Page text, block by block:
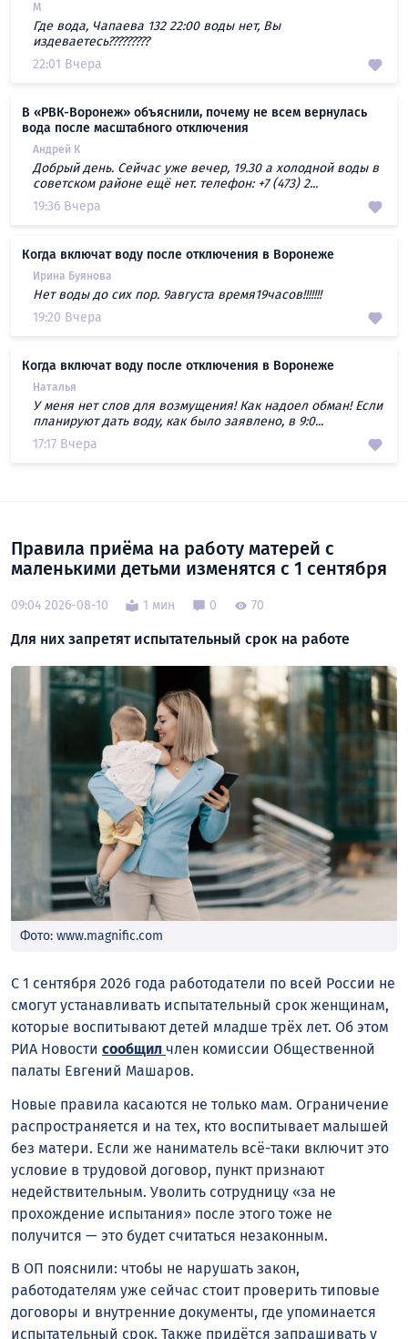
М
Где вода, Чапаева 132 22:00 воды нет, Вы
издеваетесь?????????
22:01 Вчера
В «РВК-Воронеж» объяснили, почему не всем вернулась
вода после масштабного отключения
Андрей К
Добрый день. Сейчас уже вечер, 19.30 а холодной воды в
советском районе ещё нет. телефон: +7 (473) 2...
19:36 Вчера
Когда включат воду после отключения в Воронеже
Ирина Буянова
Нет воды до сих пор. 9августа время19часов!!!!!!!
19:20 Вчера
Когда включат воду после отключения в Воронеже
Наталья
У меня нет слов для возмущения! Как надоел обман! Если
планируют дать воду, как было заявлено, в 9:0...
17:17 Вчера
Правила приёма на работу матерей с
маленькими детьми изменятся с 1 сентября
09:04 2026-08-10 1 мин 0 70
Для них запретят испытательный срок на работе
Фото: www.magnific.com
С 1 сентября 2026 года работодатели по всей России не
смогут устанавливать испытательный срок женщинам,
которые воспитывают детей младше трёх лет. Об этом
РИА Новости сообщил член комиссии Общественной
палаты Евгений Машаров.
Новые правила касаются не только мам. Ограничение
распространяется и на тех, кто воспитывает малышей
без матери. Если же наниматель всё-таки включит это
условие в трудовой договор, пункт признают
недействительным. Уволить сотрудницу «за не
прохождение испытания» после этого тоже не
получится — это будет считаться незаконным.
В ОП пояснили: чтобы не нарушать закон,
работодателям уже сейчас стоит проверить типовые
договоры и внутренние документы, где упоминается
испытательный срок. Также придётся запрашивать у